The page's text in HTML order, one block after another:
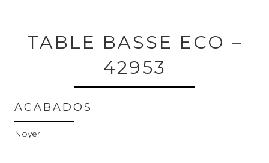
TABLE BASSE ECO –
42953
ACABADOS
Noyer